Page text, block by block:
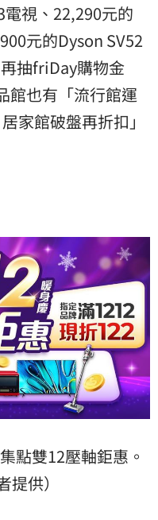
電視、22,290元的
元的Dyson SV52
抽friDay購物金
館也有「流行館運
家館破盤再折扣」
點雙12壓軸鉅惠。
提供）